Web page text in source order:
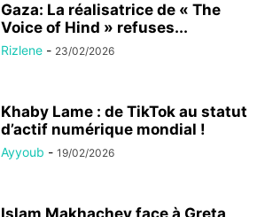
Gaza: La réalisatrice de « The
Voice of Hind » refuses...
Rizlene - 23/02/2026
Khaby Lame : de TikTok au statut
d’actif numérique mondial !
Ayyoub - 19/02/2026